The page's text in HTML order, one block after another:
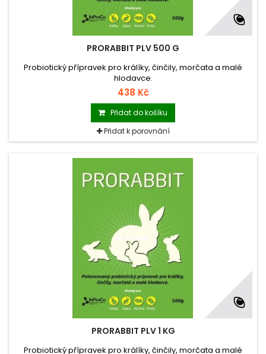
PRORABBIT PLV 500 G
Probiotický přípravek pro králíky, činčily, morčata a malé
hlodavce.
438 Kč
Přidat do košíku
Přidat k porovnání
PRORABBIT PLV 1 KG
Probiotický přípravek pro králíky, činčily, morčata a malé